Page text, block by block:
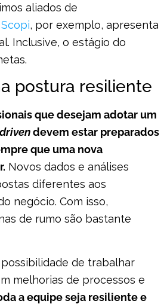
aliados de
Scopi, por exemplo, apresenta
Inclusive, o estágio do
postura resiliente
que desejam adotar um
devem estar preparados
que uma nova
Novos dados e análises
diferentes aos
negócio. Com isso,
de rumo são bastante
de trabalhar
melhorias de processos e
a equipe seja resiliente e